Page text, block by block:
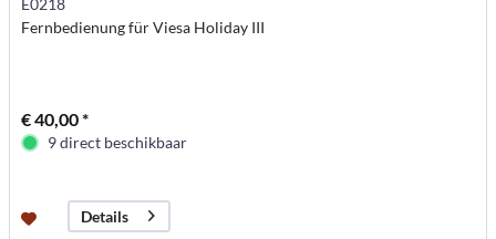
Fernbedienung für Viesa Holiday III
€ 40,00 *
9 direct beschikbaar
Details